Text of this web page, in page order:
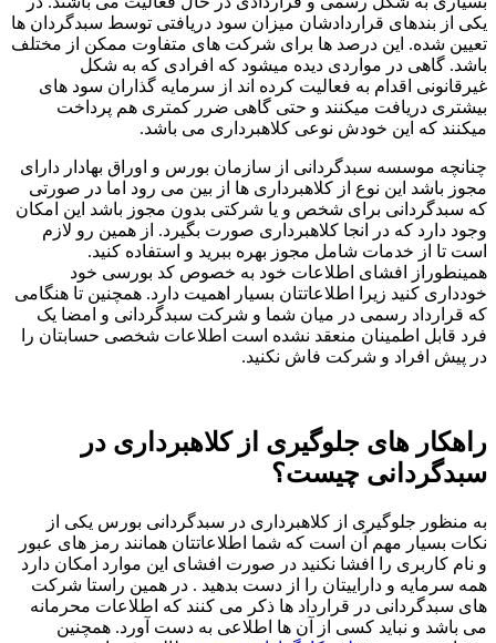
یکی از بندهای قراردادشان میزان سود دریافتی توسط سبدگردان ها
تعیین شده. این درصد ها برای شرکت های متفاوت ممکن از مختلف
باشد. گاهی در مواردی دیده میشود که افرادی که به شکل
غیرقانونی اقدام به فعالیت کرده اند از سرمایه گذاران سود های
بیشتری دریافت میکنند و حتی گاهی ضرر کمتری هم پرداخت
میکنند که این خودش نوعی کلاهبرداری می باشد.
چنانچه موسسه سبدگردانی از سازمان بورس و اوراق بهادار دارای
مجوز باشد این نوع از کلاهبرداری ها از بین می رود اما در صورتی
که سبدگردانی برای شخص و یا شرکتی بدون مجوز باشد این امکان
وجود دارد که در انجا کلاهبرداری صورت بگیرد. از همین رو لازم
است تا از خدمات شامل مجوز بهره ببرید و استفاده کنید.
همینطوراز افشای اطلاعات خود به خصوص کد بورسی خود
خودداری کنید زیرا اطلاعاتتان بسیار اهمیت دارد. همچنین تا هنگامی
که قرارداد رسمی در میان شما و شرکت سبدگردانی و امضا یک
فرد قابل اطمینان منعقد نشده است اطلاعات شخصی حسابتان را
در پیش افراد و شرکت فاش نکنید.
راهکار های جلوگیری از کلاهبرداری در
سبدگردانی چیست؟
به منظور جلوگیری از کلاهبرداری در سبدگردانی بورس یکی از
نکات بسیار مهم آن است که شما اطلاعاتتان همانند رمز های عبور
و نام کاربری را افشا نکنید در صورت افشای این موارد امکان دارد
همه سرمایه و داراییتان را از دست بدهید . در همین راستا شرکت
های سبدگردانی در قرارداد ها ذکر می کنند که اطلاعات محرمانه
می باشد و نباید کسی از آن ها اطلاعی به دست آورد. همچنین